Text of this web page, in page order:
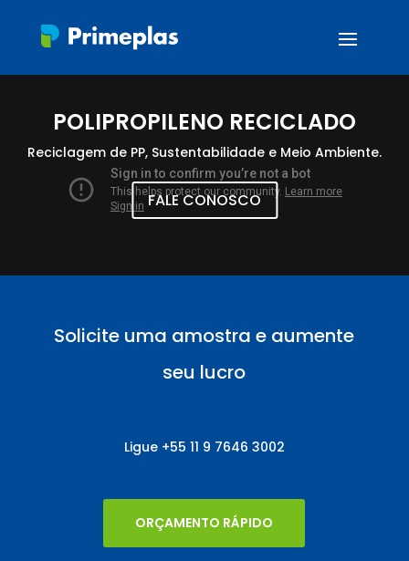
POLIPROPILENO RECICLADO
Reciclagem de PP, Sustentabilidade e Meio Ambiente.
FALE CONOSCO
Solicite uma amostra e aumente
seu lucro
Ligue +55 11 9 7646 3002
ORÇAMENTO RÁPIDO